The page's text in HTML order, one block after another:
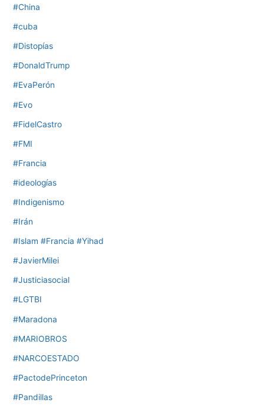
#China
#cuba
#Distopías
#DonaldTrump
#EvaPerón
#Evo
#FidelCastro
#FMI
#Francia
#ideologías
#Indigenismo
#Irán
#Islam #Francia #Yihad
#JavierMilei
#Justiciasocial
#LGTBI
#Maradona
#MARIOBROS
#NARCOESTADO
#PactodePrinceton
#Pandillas